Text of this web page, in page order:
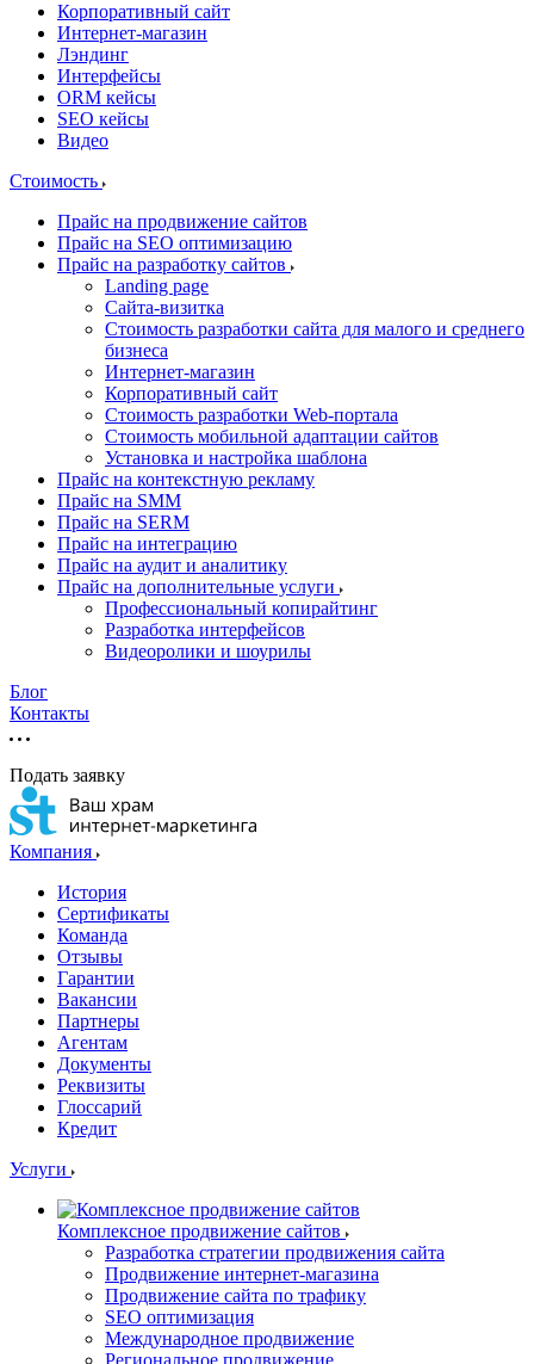
Корпоративный сайт
Интернет-магазин
Лэндинг
Интерфейсы
ORM кейсы
SEO кейсы
Видео
Стоимость
Прайс на продвижение сайтов
Прайс на SEO оптимизацию
Прайс на разработку сайтов
Landing page
Cайта-визитка
Стоимость разработки сайта для малого и среднего
бизнеса
Интернет-магазин
Корпоративный сайт
Стоимость разработки Web-портала
Стоимость мобильной адаптации сайтов
Установка и настройка шаблона
Прайс на контекстную рекламу
Прайс на SMM
Прайс на SERM
Прайс на интеграцию
Прайс на аудит и аналитику
Прайс на дополнительные услуги
Профессиональный копирайтинг
Разработка интерфейсов
Видеоролики и шоурилы
Блог
Контакты
Подать заявку
Компания
История
Сертификаты
Команда
Отзывы
Гарантии
Вакансии
Партнеры
Агентам
Документы
Реквизиты
Глоссарий
Кредит
Услуги
Комплексное продвижение сайтов
Разработка стратегии продвижения сайта
Продвижение интернет-магазина
Продвижение сайта по трафику
SEO оптимизация
Международное продвижение
Региональное продвижение